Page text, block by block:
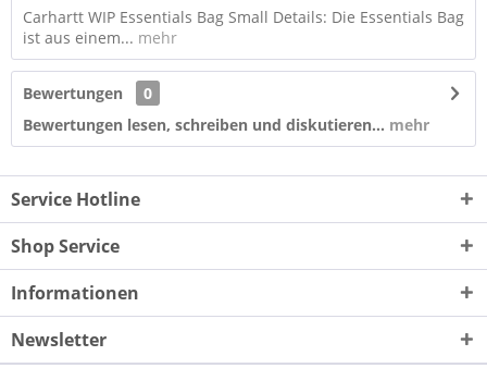
Carhartt WIP Essentials Bag Small Details: Die Essentials Bag
ist aus einem... mehr
Bewertungen
0
Bewertungen lesen, schreiben und diskutieren... mehr
Service Hotline
Shop Service
Informationen
Newsletter